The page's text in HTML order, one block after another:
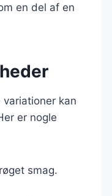
en del af en
kan
er nogle
smag.